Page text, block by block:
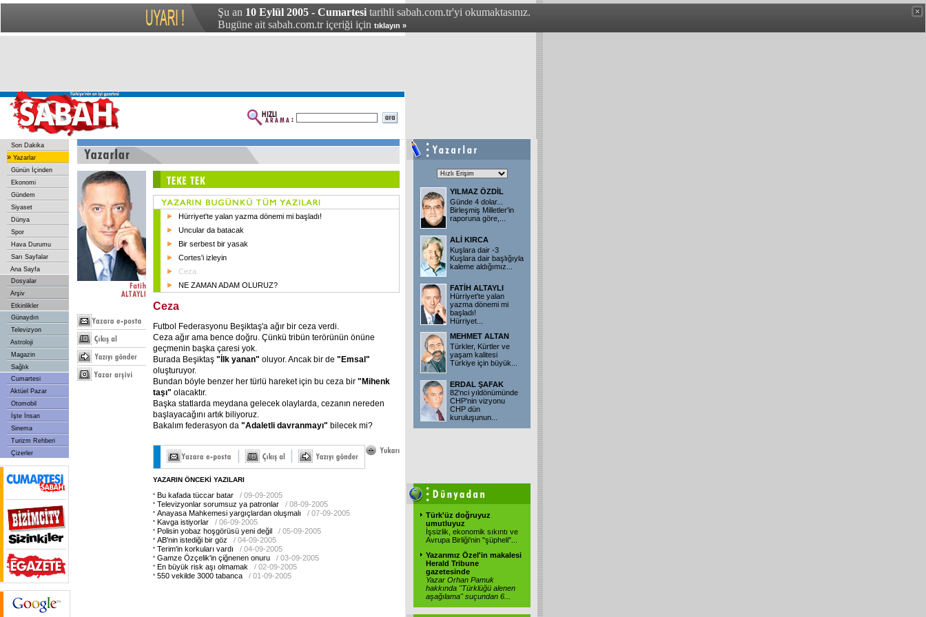
Şu an 10 Eylül 2005 - Cumartesi tarihli sabah.com.tr'yi okumaktasınız.
Bugüne ait sabah.com.tr içeriği için tıklayın »
Son Dakika
» Yazarlar
Günün İçinden
Ekonomi
Gündem
Siyaset
Dünya
Spor
Hava Durumu
Sarı Sayfalar
Ana Sayfa
Dosyalar
Arşiv
Etkinlikler
Günaydın
Televizyon
Astroloji
Magazin
Sağlık
Cumartesi
Aktüel Pazar
Otomobil
İşte İnsan
Sinema
Turizm Rehberi
Çizerler
Hürriyet'te yalan yazma dönemi mi başladı!
Uncular da batacak
Bir serbest bir yasak
Cortes'i izleyin
Ceza
NE ZAMAN ADAM OLURUZ?
Ceza
Futbol Federasyonu Beşiktaş'a ağır bir ceza verdi.
Ceza ağır ama bence doğru. Çünkü tribün terörünün önüne
geçmenin başka çaresi yok.
Burada Beşiktaş "İlk yanan" oluyor. Ancak bir de "Emsal"
oluşturuyor.
Bundan böyle benzer her türlü hareket için bu ceza bir "Mihenk
taşı" olacaktır.
Başka statlarda meydana gelecek olaylarda, cezanın nereden
başlayacağını artık biliyoruz.
Bakalım federasyon da "Adaletli davranmayı" bilecek mi?
YAZARIN ÖNCEKİ YAZILARI
Bu kafada tüccar batar
/ 09-09-2005
Televizyonlar sorumsuz ya patronlar
/ 08-09-2005
Anayasa Mahkemesi yargıçlardan oluşmalı
/ 07-09-2005
Kavga istiyorlar
/ 06-09-2005
Polisin yobaz hoşgörüsü yeni değil
/ 05-09-2005
AB'nin istediği bir göz
/ 04-09-2005
Terim'in korkuları vardı
/ 04-09-2005
Gamze Özçelik'in çiğnenen onuru
/ 03-09-2005
En büyük risk aşı olmamak
/ 02-09-2005
550 vekilde 3000 tabanca
/ 01-09-2005
YILMAZ ÖZDİL
Günde 4 dolar...
Birleşmiş Milletler'in
raporuna göre,...
ALİ KIRCA
Kuşlara dair -3
Kuşlara dair başlığıyla
kaleme aldığımız...
FATİH ALTAYLI
Hürriyet'te yalan
yazma dönemi mi
başladı!
Hürriyet...
MEHMET ALTAN
Türkler, Kürtler ve
yaşam kalitesi
Türkiye için büyük...
ERDAL ŞAFAK
82'nci yıldönümünde
CHP'nin vizyonu
CHP dün
kuruluşunun...
Türk'üz doğruyuz
umutluyuz
İşsizlik, ekonomik sıkıntı ve
Avrupa Birliği'nin "şüpheli"...
Yazarımız Özel'in makalesi
Herald Tribune
gazetesinde
Yazar Orhan Pamuk
hakkında "Türklüğü alenen
aşağılama" suçundan 6...